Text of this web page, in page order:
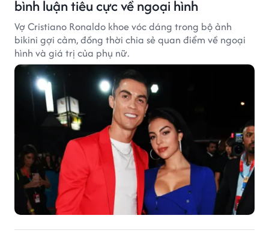
bình luận tiêu cực về ngoại hình
Vợ Cristiano Ronaldo khoe vóc dáng trong bộ ảnh
bikini gợi cảm, đồng thời chia sẻ quan điểm về ngoại
hình và giá trị của phụ nữ.